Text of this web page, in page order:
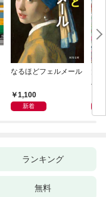
なるほどフェルメール
1,100
新着
ハ
ランキング
無料